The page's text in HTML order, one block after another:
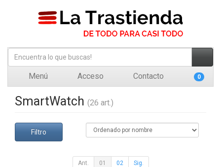
Menú Acceso Contacto 0
SmartWatch (26 art.)
Filtro
Ant. 01 02 Sig.